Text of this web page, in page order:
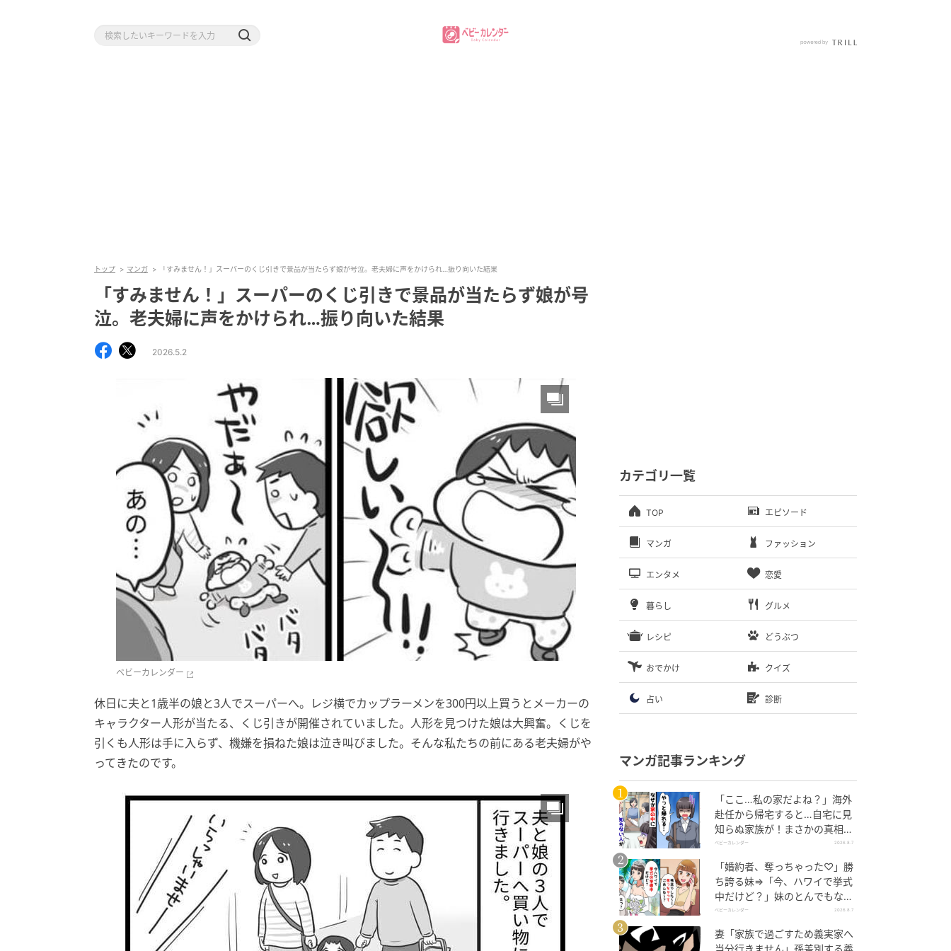
トップ マンガ 「すみません！」スーパーのくじ引きで景品が当たらず娘が号泣。老夫婦に声をかけられ…振り向いた結果
「すみません！」スーパーのくじ引きで景品が当たらず娘が号
泣。老夫婦に声をかけられ…振り向いた結果
2026.5.2
ベビーカレンダー
休日に夫と1歳半の娘と3人でスーパーへ。レジ横でカップラーメンを300円以上買うとメーカーの
キャラクター人形が当たる、くじ引きが開催されていました。人形を見つけた娘は大興奮。くじを
引くも人形は手に入らず、機嫌を損ねた娘は泣き叫びました。そんな私たちの前にある老夫婦がや
ってきたのです。
カテゴリ一覧
TOP エピソード
マンガ ファッション
エンタメ 恋愛
暮らし グルメ
レシピ どうぶつ
おでかけ クイズ
占い 診断
マンガ記事ランキング
「ここ…私の家だよね？」海外
赴任から帰宅すると…自宅に見
知らぬ家族が！まさかの真相と
は！？
ベビーカレンダー 2026.8.7
「婚約者、奪っちゃった♡」勝
ち誇る妹⇒「今、ハワイで挙式
中だけど？」妹のとんでもない
勘違いとは
ベビーカレンダー 2026.8.7
妻「家族で過ごすため義実家へ
当分行きません」孫差別する義